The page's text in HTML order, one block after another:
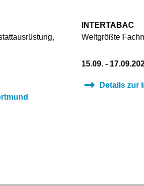
INTERTABAC
Weltgrößte
15.09. -
Details zur